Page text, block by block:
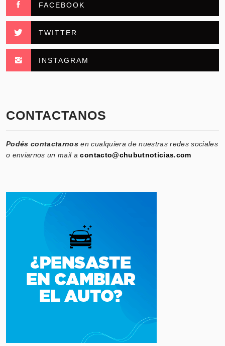
FACEBOOK
TWITTER
INSTAGRAM
CONTACTANOS
Podés contactarnos en cualquiera de nuestras redes sociales
o enviarnos un mail acontacto@chubutnoticias.com